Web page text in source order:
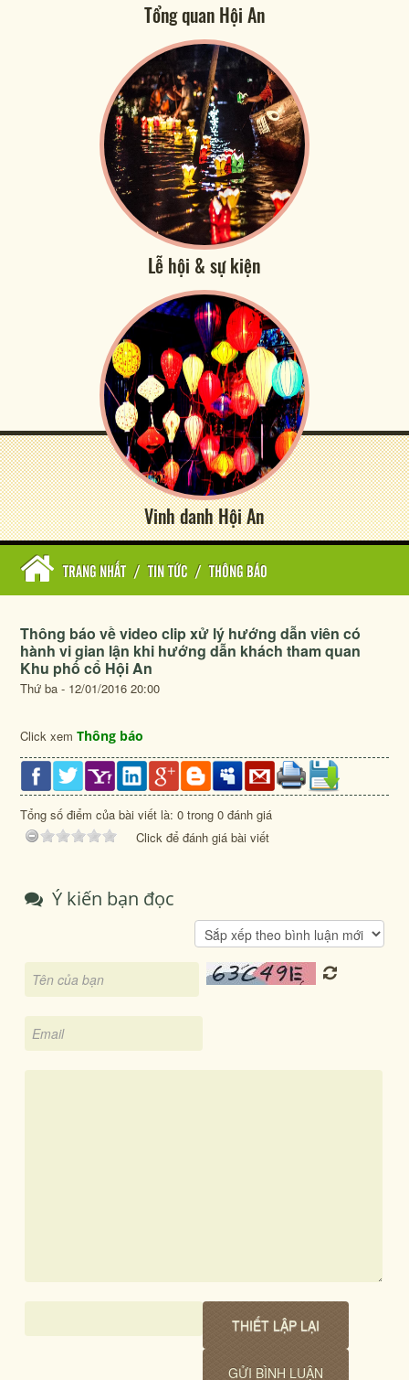
Tổng quan Hội An
Lễ hội & sự kiện
Vinh danh Hội An
TRANG NHẤT / TIN TỨC / THÔNG BÁO
Thông báo về video clip xử lý hướng dẫn viên có
hành vi gian lận khi hướng dẫn khách tham quan
Khu phố cổ Hội An
Thứ ba - 12/01/2016 20:00
Click xemThông báo
Tổng số điểm của bài viết là: 0 trong 0 đánh giá
Click để đánh giá bài viết
Ý kiến bạn đọc